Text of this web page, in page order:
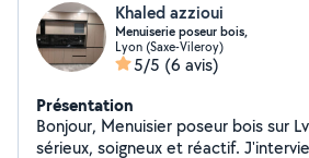
Khaled azzioui
Menuiserie poseur bois,
Lyon (Saxe-Vileroy)
5/5 (6 avis)
Présentation
Bonjour, Menuisier poseur bois sur Lvon et alentours,
sérieux, soigneux et réactif.